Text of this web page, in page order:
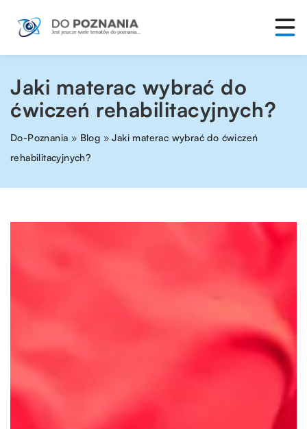
Jaki materac wybrać do
ćwiczeń rehabilitacyjnych?
Do-Poznania » Blog »Jaki materac wybrać do ćwiczeń
rehabilitacyjnych?